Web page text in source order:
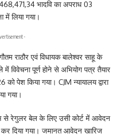
भादवि का अपराध 03
लिया गया।
-
राठौर एवं विधायक बालेश्वर साहू के
में विवेचना पूर्ण होने से अभियोग पत्र तैयार
पेश किया गया। CJM न्यायालय द्वारा
गया।
से रेगुलर बेल के लिए उसी कोर्ट में आवेदन
कर दिया गया। जमानत आवेदन खारिज